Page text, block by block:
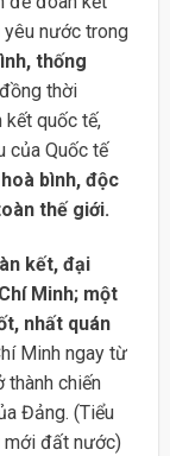
nước trong
thống
thời
kết quốc tế,
của Quốc tế
bình, độc
thế giới.
kết, đại
Minh; một
nhất quán
Minh ngay từ
chiến
Đảng. (Tiểu
mới đất nước)